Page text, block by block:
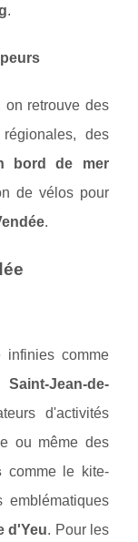
.
on retrouve des
des
bord de mer
de vélos pour
.
infinies comme
Saint-Jean-de-
d'activités
ou même des
comme le kite-
emblématiques
d'Yeu. Pour les